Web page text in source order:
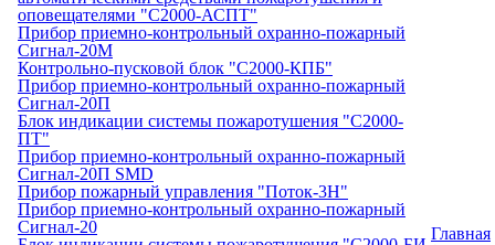
оповещателями "С2000-АСПТ"
Прибор приемно-контрольный охранно-пожарный
Сигнал-20М
Контрольно-пусковой блок "С2000-КПБ"
Прибор приемно-контрольный охранно-пожарный
Сигнал-20П
Блок индикации системы пожаротушения "С2000-
ПТ"
Прибор приемно-контрольный охранно-пожарный
Сигнал-20П SMD
Прибор пожарный управления "Поток-3Н"
Прибор приемно-контрольный охранно-пожарный
Сигнал-20
Главная